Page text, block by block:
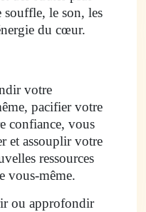
souffle, le son, les
du cœur.
votre
pacifier votre
confiance, vous
et assouplir votre
ressources
vous-même.
ou approfondir